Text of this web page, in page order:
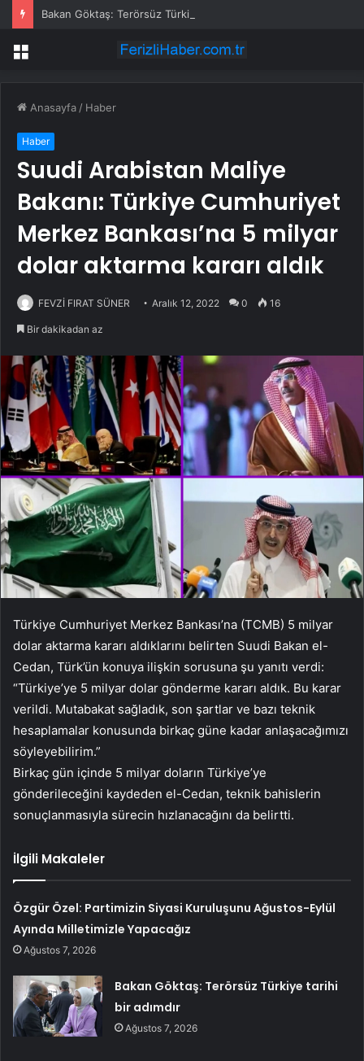
Bakan Göktaş: Terörsüz Türkiye tarihi bir adımdır
Menü
Anasayfa / Haber
Haber
Suudi Arabistan Maliye
Bakanı: Türkiye Cumhuriyet
Merkez Bankası’na 5 milyar
dolar aktarma kararı aldık
FEVZİ FIRAT SÜNER Aralık 12, 2022 0 16
Bir dakikadan az
Türkiye Cumhuriyet Merkez Bankası’na (TCMB) 5 milyar
dolar aktarma kararı aldıklarını belirten Suudi Bakan el-
Cedan, Türk’ün konuya ilişkin sorusuna şu yanıtı verdi:
“Türkiye’ye 5 milyar dolar gönderme kararı aldık. Bu karar
verildi. Mutabakat sağladık, son şartlar ve bazı teknik
hesaplamalar konusunda birkaç güne kadar anlaşacağımızı
söyleyebilirim.”
Birkaç gün içinde 5 milyar doların Türkiye’ye
gönderileceğini kaydeden el-Cedan, teknik bahislerin
sonuçlanmasıyla sürecin hızlanacağını da belirtti.
İlgili Makaleler
Özgür Özel: Partimizin Siyasi Kuruluşunu Ağustos-Eylül
Ayında Milletimizle Yapacağız
Ağustos 7, 2026
Bakan Göktaş: Terörsüz Türkiye tarihi
bir adımdır
Ağustos 7, 2026